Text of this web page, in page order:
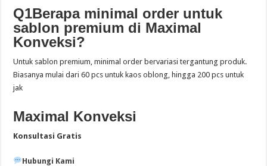
Q1Berapa minimal order untuk
sablon premium di Maximal
Konveksi?
Untuk sablon premium, minimal order bervariasi tergantung produk.
Biasanya mulai dari 60 pcs untuk kaos oblong, hingga 200 pcs untuk
jak
Maximal Konveksi
Konsultasi Gratis
Hubungi Kami